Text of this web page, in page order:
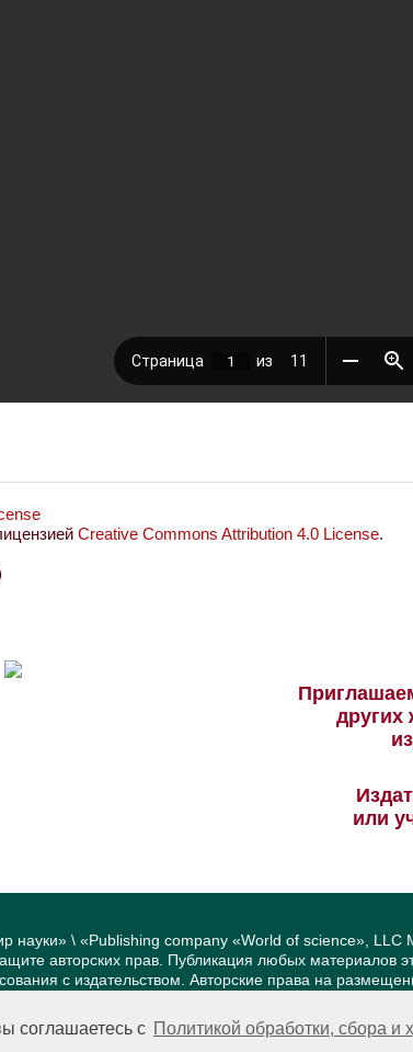
соглашаетесь с Политикой обработки, сбора
Creative Commons Attribution 4.0 License.
других
или
науки» \ «Publishing company «World of science»,
авторских прав. Публикация любых материалов
с издательством. Авторские права на